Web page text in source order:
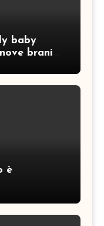
baby
brani
è